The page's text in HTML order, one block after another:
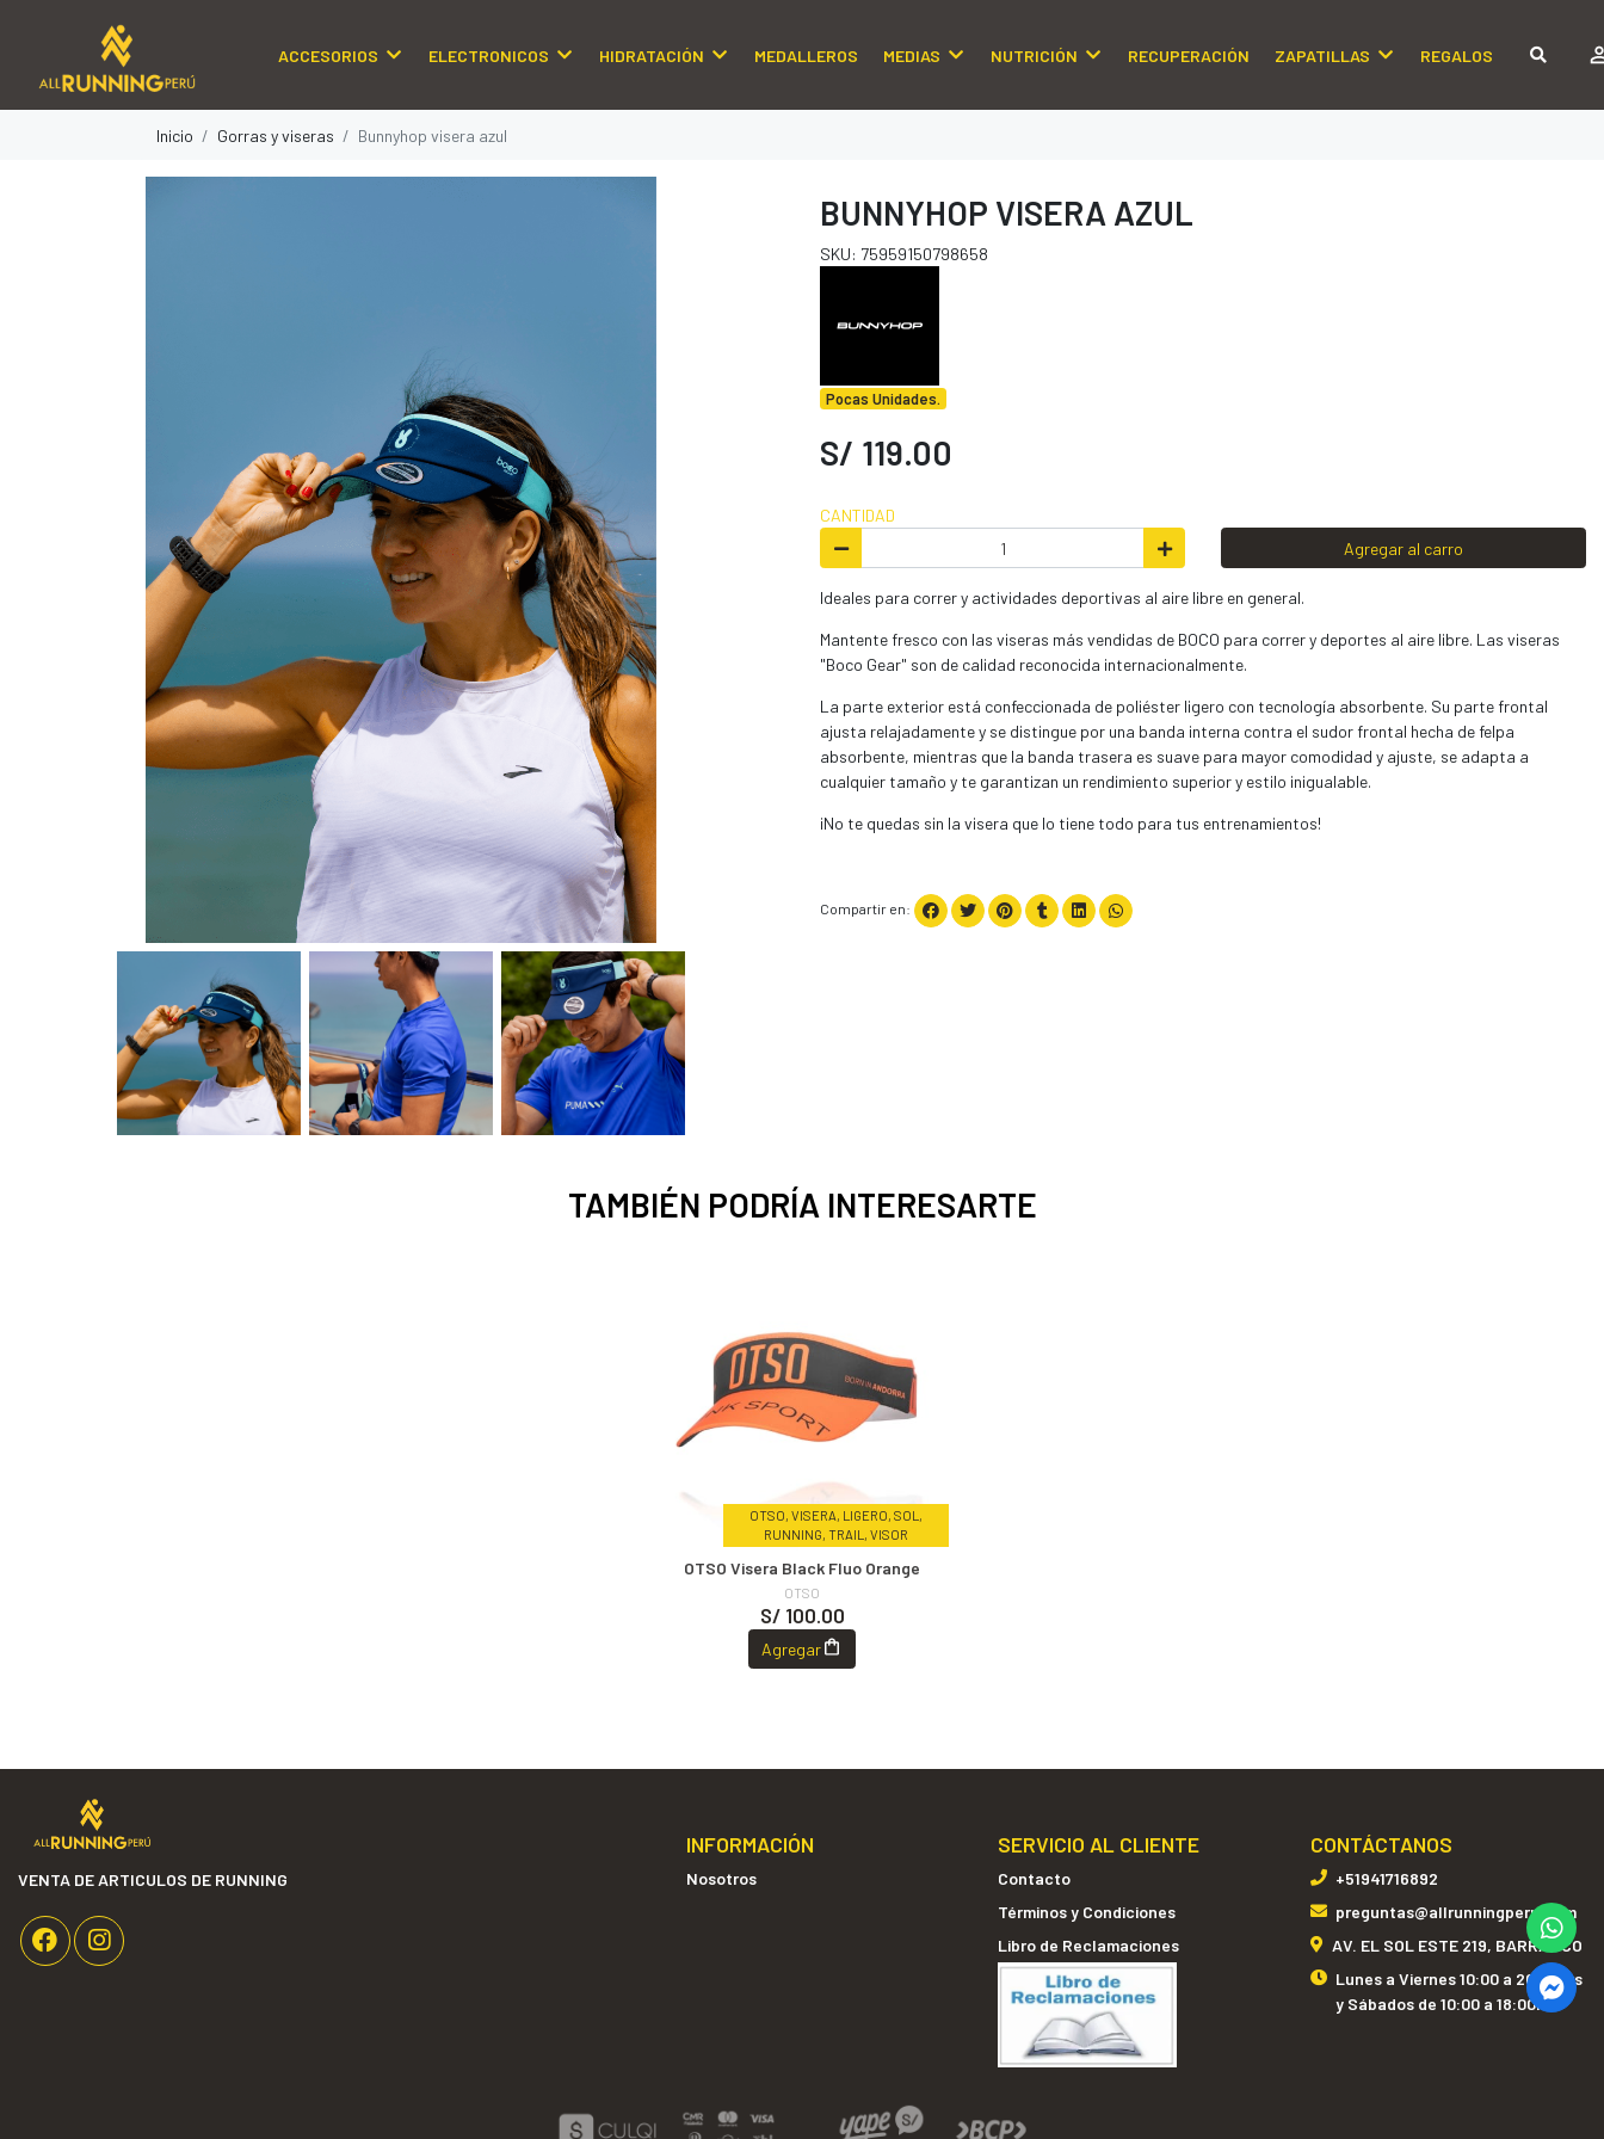
ACCESORIOS ELECTRONICOS HIDRATACIÓN MEDALLEROS MEDIAS NUTRICIÓN RECUPERACIÓN ZAPATILLAS REGALOS
Inicio Gorras y viseras Bunnyhop visera azul
BUNNYHOP VISERA AZUL
SKU: 75959150798658
Pocas Unidades.
S/ 119.00
CANTIDAD
Agregar al carro
Ideales para correr y actividades deportivas al aire libre en general.
Mantente fresco con las viseras más vendidas de BOCO para correr y deportes al aire libre. Las viseras
"Boco Gear" son de calidad reconocida internacionalmente.
La parte exterior está confeccionada de poliéster ligero con tecnología absorbente. Su parte frontal
ajusta relajadamente y se distingue por una banda interna contra el sudor frontal hecha de felpa
absorbente, mientras que la banda trasera es suave para mayor comodidad y ajuste, se adapta a
cualquier tamaño y te garantizan un rendimiento superior y estilo inigualable.
¡No te quedas sin la visera que lo tiene todo para tus entrenamientos!
Compartir en:
TAMBIÉN PODRÍA INTERESARTE
OTSO, VISERA, LIGERO, SOL,
RUNNING, TRAIL, VISOR
OTSO Visera Black Fluo Orange
OTSO
S/ 100.00
Agregar
VENTA DE ARTICULOS DE RUNNING
INFORMACIÓN
Nosotros
SERVICIO AL CLIENTE
Contacto
Términos y Condiciones
Libro de Reclamaciones
CONTÁCTANOS
+51941716892
preguntas@allrunningperu.com
AV. EL SOL ESTE 219, BARRANCO
Lunes a Viernes 10:00 a 20:00hrs
y Sábados de 10:00 a 18:00hrs